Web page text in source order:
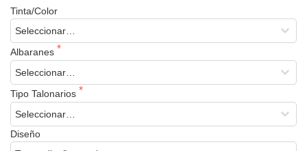
Tinta/Color
Albaranes
Tipo Talonarios
Diseño